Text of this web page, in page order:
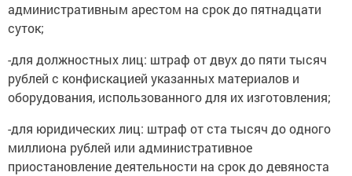
административным арестом на срок до пятнадцати
суток;
-для должностных лиц: штраф от двух до пяти тысяч
рублей с конфискацией указанных материалов и
оборудования, использованного для их изготовления;
-для юридических лиц: штраф от ста тысяч до одного
миллиона рублей или административное
приостановление деятельности на срок до девяноста